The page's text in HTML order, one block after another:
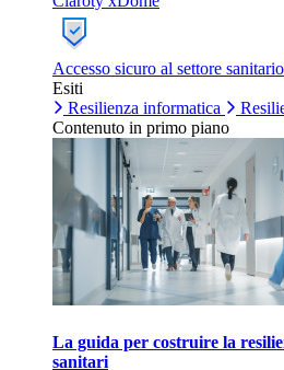
Accesso sicuro al settore sanitario
Esiti
Resilienza informatica
Contenuto in primo piano
La guida per costruire la
sanitari